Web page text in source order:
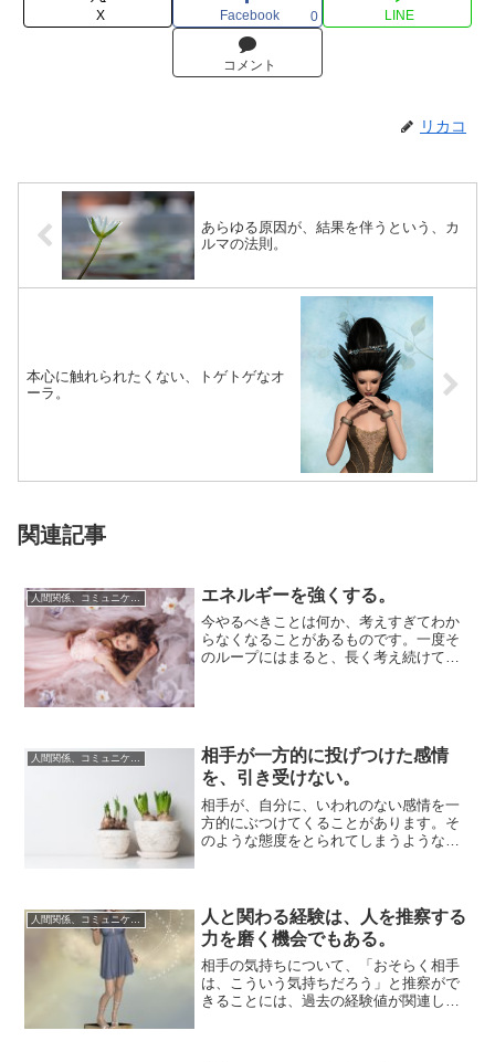
X Facebook 0 LINE
コメント
リカコ
あらゆる原因が、結果を伴うという、カ
ルマの法則。
本心に触れられたくない、トゲトゲなオ
ーラ。
関連記事
エネルギーを強くする。
今やるべきことは何か、考えすぎてわか
らなくなることがあるものです。一度そ
のループにはまると、長く考え続けても
人間関係、コミュニケーション
相手が一方的に投げつけた感情
を、引き受けない。
相手が、自分に、いわれのない感情を一
方的にぶつけてくることがあります。そ
のような態度をとられてしまうような原
人間関係、コミュニケーション
人と関わる経験は、人を推察する
力を磨く機会でもある。
相手の気持ちについて、「おそらく相手
は、こういう気持ちだろう」と推察がで
きることには、過去の経験値が関連して